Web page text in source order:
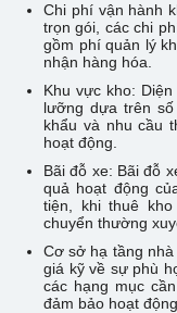
Chi phí vận hành
trọn gói, các chi
gồm phí quản lý
nhận hàng hóa.
Khu vực kho:
lưỡng dựa trên
khẩu và nhu cầu
hoạt động.
Bãi đỗ xe: Bãi đỗ
quả hoạt động
tiện, khi thuê
chuyển thường
Cơ sở hạ tầng
giá kỹ về sự phù
các hạng mục
đảm bảo hoạt